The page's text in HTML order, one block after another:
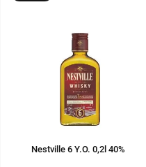
Nestville 6 Y.O. 0,2l 40%